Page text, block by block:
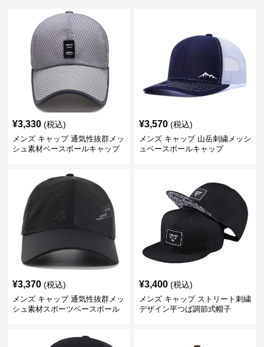
¥3,330 (税込)
メンズ キャップ 通気性抜群メッ
シュ素材ベースボールキャップ
¥3,570 (税込)
メンズ キャップ 山岳刺繍メッシ
ュベースボールキャップ
¥3,370 (税込)
メンズ キャップ 通気性抜群メッ
シュ素材スポーツベースボール
¥3,400 (税込)
メンズ キャップ ストリート刺繍
デザイン平つば調節式帽子